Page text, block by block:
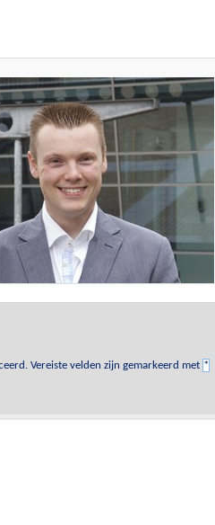
Vereiste velden zijn gemarkeerd met *